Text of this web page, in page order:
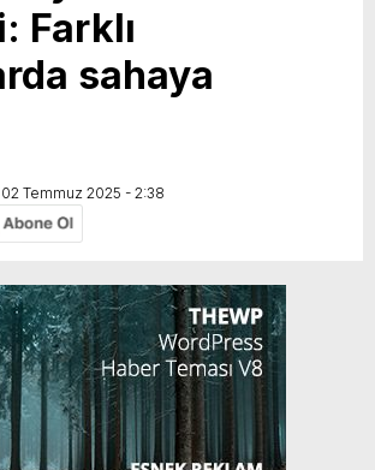
Farklı
sahaya
02 Temmuz 2025 - 2:38